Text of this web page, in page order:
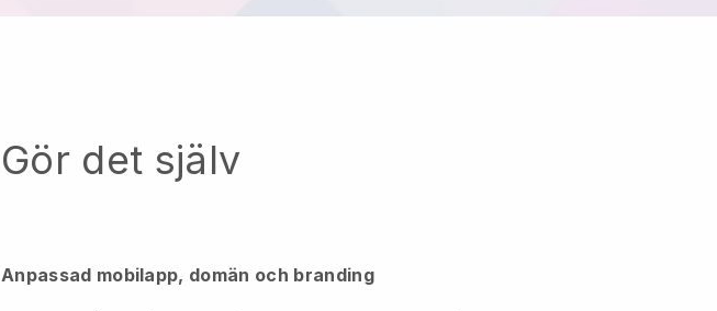
Gör det själv
Anpassad mobilapp, domän och branding